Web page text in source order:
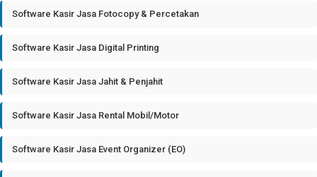
Software Kasir Jasa Fotocopy & Percetakan
Software Kasir Jasa Digital Printing
Software Kasir Jasa Jahit & Penjahit
Software Kasir Jasa Rental Mobil/Motor
Software Kasir Jasa Event Organizer (EO)